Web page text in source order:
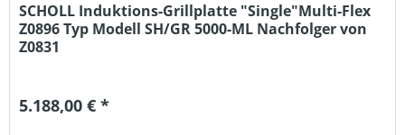
SCHOLL Induktions-Grillplatte "Single"Multi-Flex
Z0896 Typ Modell SH/GR 5000-ML Nachfolger von
Z0831
5.188,00 € *